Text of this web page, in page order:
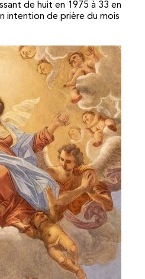
de huit en 1975 à 33 en
intention de prière du mois